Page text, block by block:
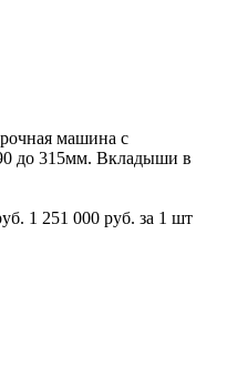
машина с
до 315мм. Вкладыши в
1 251 000 руб. за 1 шт